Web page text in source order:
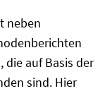
neben
die auf Basis der
sind. Hier